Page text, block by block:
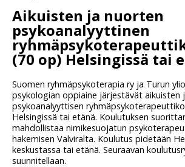
Aikuisten ja nuorten
psykoanalyyttinen
(70 op) Helsingissä tai
Suomen ryhmäpsykoterapia ry ja Turun
psykologian oppiaine järjestävät aikuisten
psykoanalyyttisen
Helsingissä tai etänä. Koulutuksen
mahdollistaa nimikesuojatun
hakemisen Valviralta. Koulutus pidetään
keskustassa tai etänä. Seuraavan
suunnitellaan.